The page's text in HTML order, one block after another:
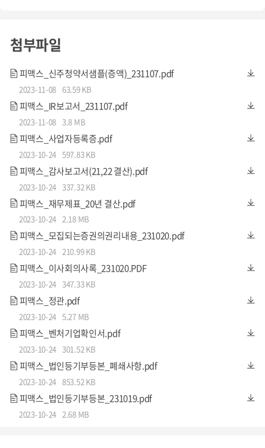
2019년 문화체육관광부와 보건복지부에서는 '가장 두려운
질환'이라는 제목의 설문조사를 하였습니다. 많은 사람이 대
한민국 국민 사망 원인 1위인 '암' 일거라 예상했지만, 놀랍게
도 암은 꽤나 큰 차이로 2등을 기록하였습니다. 그럼 이렇게
압도적으로 1등을 한 질환은 무엇일까요?
약 46% 응답자가 치매를 가장 두려운 질환으로 선택했다
(출처: '가장 두려운 질환' 조사, 문화체육관광부/보건복지부 2019)
첨부파일
피맥스_신주청약서샘플(증액)_231107.pdf
2023-11-08 63.59 KB
피맥스_IR보고서_231107.pdf
2023-11-08 3.8 MB
피맥스_사업자등록증.pdf
2023-10-24 597.83 KB
피맥스_감사보고서(21,22 결산).pdf
2023-10-24 337.32 KB
피맥스_재무제표_20년 결산.pdf
2023-10-24 2.18 MB
피맥스_모집되는증권의권리내용_231020.pdf
2023-10-24 210.99 KB
피맥스_이사회의사록_231020.PDF
2023-10-24 347.33 KB
피맥스_정관.pdf
2023-10-24 5.27 MB
피맥스_벤처기업확인서.pdf
2023-10-24 301.52 KB
피맥스_법인등기부등본_폐쇄사항.pdf
2023-10-24 853.52 KB
피맥스_법인등기부등본_231019.pdf
2023-10-24 2.68 MB